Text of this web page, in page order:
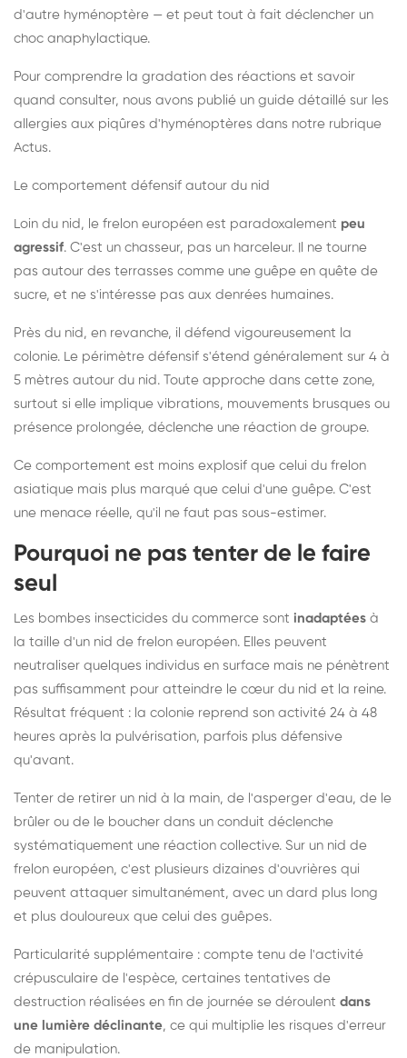
d'autre hyménoptère — et peut tout à fait déclencher un
choc anaphylactique.
Pour comprendre la gradation des réactions et savoir
quand consulter, nous avons publié un guide détaillé sur les
allergies aux piqûres d'hyménoptères dans notre rubrique
Actus.
Le comportement défensif autour du nid
Loin du nid, le frelon européen est paradoxalement peu
agressif. C'est un chasseur, pas un harceleur. Il ne tourne
pas autour des terrasses comme une guêpe en quête de
sucre, et ne s'intéresse pas aux denrées humaines.
Près du nid, en revanche, il défend vigoureusement la
colonie. Le périmètre défensif s'étend généralement sur 4 à
5 mètres autour du nid. Toute approche dans cette zone,
surtout si elle implique vibrations, mouvements brusques ou
présence prolongée, déclenche une réaction de groupe.
Ce comportement est moins explosif que celui du frelon
asiatique mais plus marqué que celui d'une guêpe. C'est
une menace réelle, qu'il ne faut pas sous-estimer.
Pourquoi ne pas tenter de le faire
seul
Les bombes insecticides du commerce sont inadaptées à
la taille d'un nid de frelon européen. Elles peuvent
neutraliser quelques individus en surface mais ne pénètrent
pas suffisamment pour atteindre le cœur du nid et la reine.
Résultat fréquent : la colonie reprend son activité 24 à 48
heures après la pulvérisation, parfois plus défensive
qu'avant.
Tenter de retirer un nid à la main, de l'asperger d'eau, de le
brûler ou de le boucher dans un conduit déclenche
systématiquement une réaction collective. Sur un nid de
frelon européen, c'est plusieurs dizaines d'ouvrières qui
peuvent attaquer simultanément, avec un dard plus long
et plus douloureux que celui des guêpes.
Particularité supplémentaire : compte tenu de l'activité
crépusculaire de l'espèce, certaines tentatives de
destruction réalisées en fin de journée se déroulent dans
une lumière déclinante, ce qui multiplie les risques d'erreur
de manipulation.